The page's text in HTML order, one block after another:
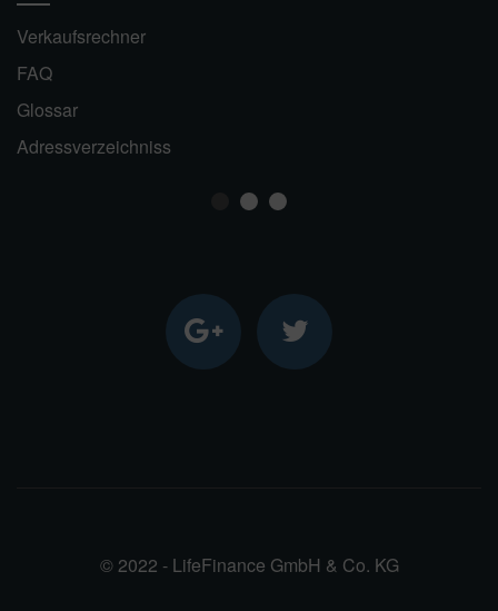
Verkaufsrechner
FAQ
Glossar
Adressverzeichniss
1 2
© 2022 - LifeFinance GmbH & Co. KG